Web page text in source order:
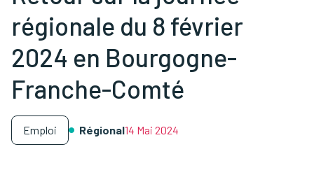
régionale du 8 février
2024 en Bourgogne-
Franche-Comté
Emploi Régional14 Mai 2024